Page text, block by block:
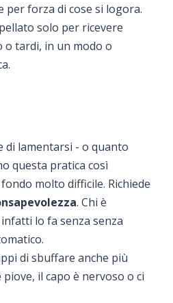
per forza di cose si logora.
solo per ricevere
o tardi, in un modo o
di lamentarsi - o quanto
questa pratica così
molto difficile. Richiede
. Chi è
lo fa senza senza
di sbuffare anche più
il capo è nervoso o ci